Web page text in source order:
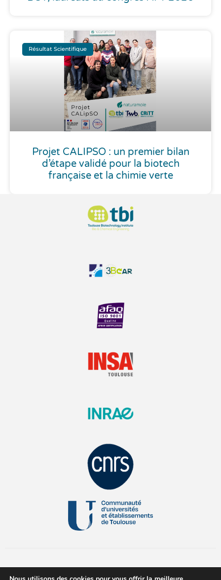
Résultat Scientifique
Projet CALIPSO : un premier bilan
d’étape validé pour la biotech
française et la chimie verte